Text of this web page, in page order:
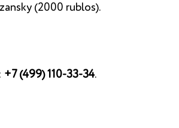
(2000 rublos).
+7 (499) 110-33-34.